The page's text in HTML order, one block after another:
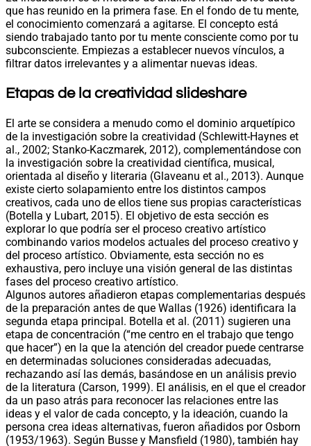
que has reunido en la primera fase. En el fondo de tu mente,
el conocimiento comenzará a agitarse. El concepto está
siendo trabajado tanto por tu mente consciente como por tu
subconsciente. Empiezas a establecer nuevos vínculos, a
filtrar datos irrelevantes y a alimentar nuevas ideas.
Etapas de la creatividad slideshare
El arte se considera a menudo como el dominio arquetípico
de la investigación sobre la creatividad (Schlewitt-Haynes et
al., 2002; Stanko-Kaczmarek, 2012), complementándose con
la investigación sobre la creatividad científica, musical,
orientada al diseño y literaria (Glaveanu et al., 2013). Aunque
existe cierto solapamiento entre los distintos campos
creativos, cada uno de ellos tiene sus propias características
(Botella y Lubart, 2015). El objetivo de esta sección es
explorar lo que podría ser el proceso creativo artístico
combinando varios modelos actuales del proceso creativo y
del proceso artístico. Obviamente, esta sección no es
exhaustiva, pero incluye una visión general de las distintas
fases del proceso creativo artístico.
Algunos autores añadieron etapas complementarias después
de la preparación antes de que Wallas (1926) identificara la
segunda etapa principal. Botella et al. (2011) sugieren una
etapa de concentración (“me centro en el trabajo que tengo
que hacer”) en la que la atención del creador puede centrarse
en determinadas soluciones consideradas adecuadas,
rechazando así las demás, basándose en un análisis previo
de la literatura (Carson, 1999). El análisis, en el que el creador
da un paso atrás para reconocer las relaciones entre las
ideas y el valor de cada concepto, y la ideación, cuando la
persona crea ideas alternativas, fueron añadidos por Osborn
(1953/1963). Según Busse y Mansfield (1980), también hay